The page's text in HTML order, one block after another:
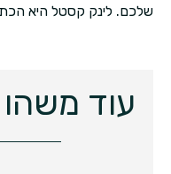
שלכם. לינק קסטל היא
עוד